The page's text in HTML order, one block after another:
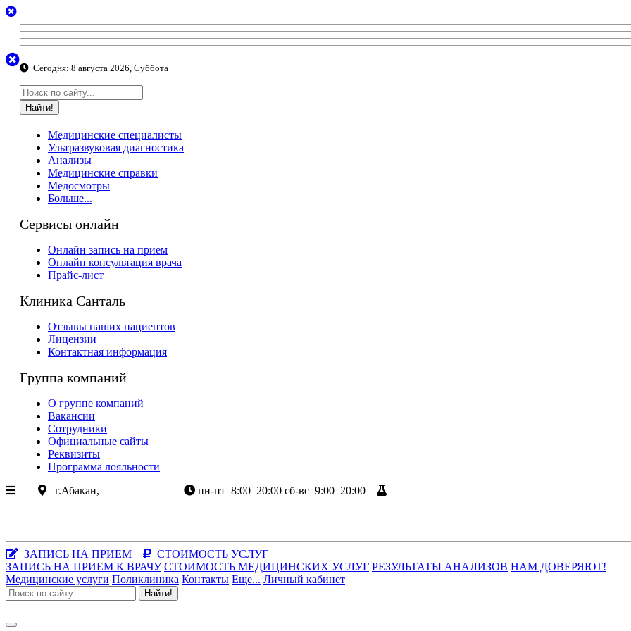
Сегодня: 8 августа 2026, Суббота
Найти!
Медицинские специалисты
Ультразвуковая диагностика
Анализы
Медицинские справки
Медосмотры
Больше...
Сервисы онлайн
Онлайн запись на прием
Онлайн консультация врача
Прайс-лист
Клиника Санталь
Отзывы наших пациентов
Лицензии
Контактная информация
Группа компаний
О группе компаний
Вакансии
Сотрудники
Официальные сайты
Реквизиты
Программа лояльности
г.Абакан,
пн-пт 8:00–20:00 сб-вс 9:00–20:00
ЗАПИСЬ НА ПРИЕМ
СТОИМОСТЬ УСЛУГ
ЗАПИСЬ НА ПРИЕМ К ВРАЧУ СТОИМОСТЬ МЕДИЦИНСКИХ УСЛУГ РЕЗУЛЬТАТЫ АНАЛИЗОВ НАМ ДОВЕРЯЮТ!
Медицинские услуги Поликлиника Контакты Еще... Личный кабинет
Найти!